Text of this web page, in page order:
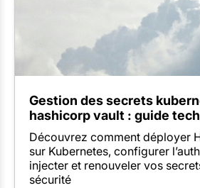
Gestion des secrets
hashicorp vault : guide
Découvrez comment déployer
sur Kubernetes, configurer
injecter et renouveler vos
sécurité